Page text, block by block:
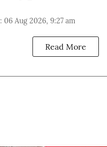
: 06 Aug 2026, 9:27 am
Read More